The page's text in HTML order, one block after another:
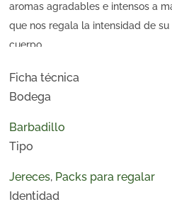
aromas agradables e intensos a
que nos regala la intensidad de
cuerpo.
Para no olvidar.
Ficha técnica
Bodega
Barbadillo
Tipo
Jereces, Packs para regalar
Identidad